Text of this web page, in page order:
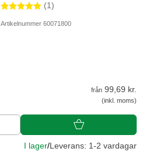
(1)
Artikelnummer 60071800
från 99,69 kr.
(inkl. moms)
I lager/Leverans: 1-2 vardagar